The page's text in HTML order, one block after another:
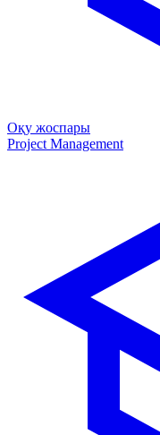
Оқу жоспары
Project Management